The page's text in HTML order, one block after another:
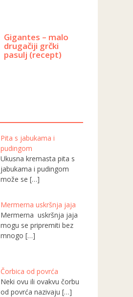
Gigantes – malo
drugačiji grčki
pasulj (recept)
Pita s jabukama i
pudingom
Ukusna kremasta pita s
jabukama i pudingom
može se […]
Mermerna uskršnja jaja
Mermerna uskršnja jaja
mogu se pripremiti bez
mnogo […]
Čorbica od povrća
Neki ovu ili ovakvu čorbu
od povrća nazivaju […]